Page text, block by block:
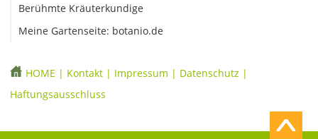
Berühmte Kräuterkundige
Meine Gartenseite: botanio.de
HOME | Kontakt | Impressum | Datenschutz |
Haftungsausschluss